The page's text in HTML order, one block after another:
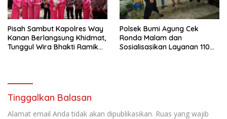
Pisah Sambut Kapolres Way
Kanan Berlangsung Khidmat,
Tunggul Wira Bhakti Ramik
Polsek Bumi Agung Cek
Ronda Malam dan
Sosialisasikan Layanan 110
Tinggalkan Balasan
Alamat email Anda tidak akan dipublikasikan. Ruas yang wajib